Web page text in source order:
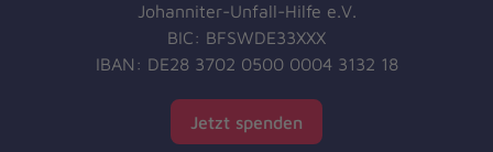
Johanniter-Unfall-Hilfe e.V.
BIC: BFSWDE33XXX
IBAN: DE28 3702 0500 0004 3132 18
Jetzt spenden